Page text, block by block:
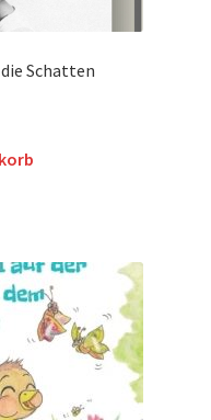
Schatten